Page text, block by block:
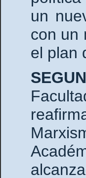
un
con un
el plan